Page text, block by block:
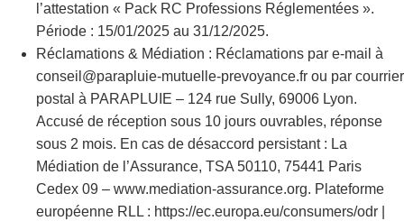
l’attestation « Pack RC Professions Réglementées ».
Période : 15/01/2025 au 31/12/2025.
Réclamations & Médiation : Réclamations par e-mail à
conseil@parapluie-mutuelle-prevoyance.fr ou par courrier
postal à PARAPLUIE – 124 rue Sully, 69006 Lyon.
Accusé de réception sous 10 jours ouvrables, réponse
sous 2 mois. En cas de désaccord persistant : La
Médiation de l’Assurance, TSA 50110, 75441 Paris
Cedex 09 – www.mediation-assurance.org. Plateforme
européenne RLL : https://ec.europa.eu/consumers/odr |